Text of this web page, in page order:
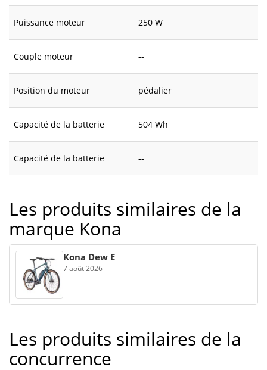
Puissance moteur 250 W
Couple moteur --
Position du moteur pédalier
Capacité de la batterie 504 Wh
Capacité de la batterie --
Les produits similaires de la
marque Kona
Kona Dew E
7 août 2026
Les produits similaires de la
concurrence